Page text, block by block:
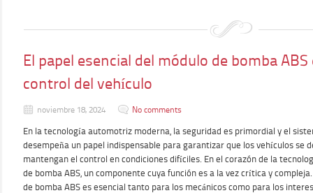
El papel esencial del módulo de bomba
control del vehículo
noviembre 18, 2024 No comments
En la tecnología automotriz moderna, la seguridad es primordial y el
desempeña un papel indispensable para garantizar que los vehículos se
mantengan el control en condiciones difíciles. En el corazón de la
de bomba ABS, un componente cuya función es a la vez crítica y
de bomba ABS es esencial tanto para los mecánicos como para los